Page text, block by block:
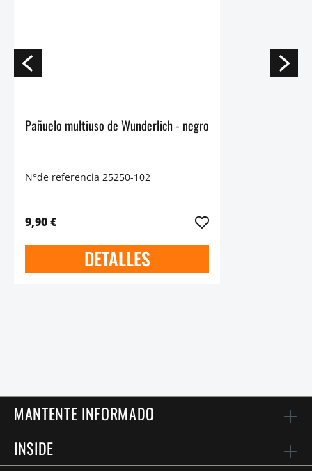
Pañuelo multiuso de Wunderlich - negro
N°de referencia 25250-102
9,90 €
DETALLES
MANTENTE INFORMADO
INSIDE